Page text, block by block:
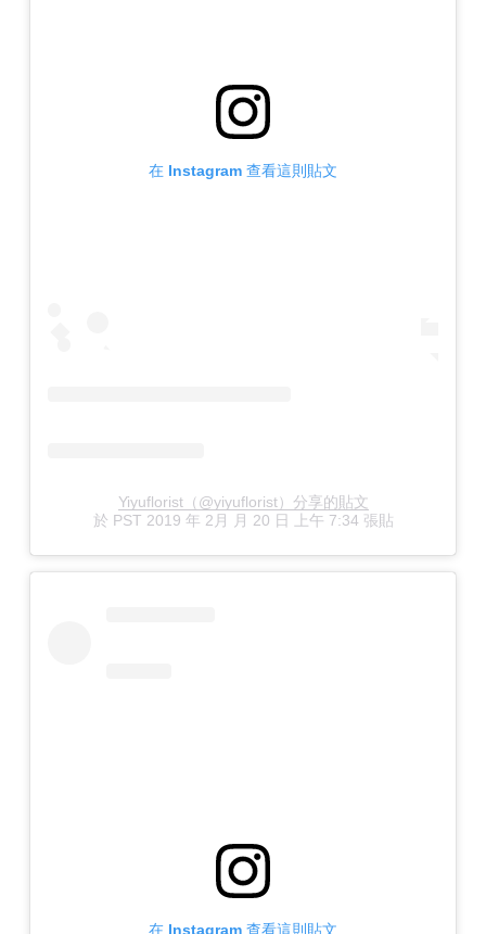
在 Instagram 查看這則貼文
Yiyuflorist（@yiyuflorist）分享的貼文
於 PST 2019 年 2月 月 20 日 上午 7:34 張貼
在 Instagram 查看這則貼文